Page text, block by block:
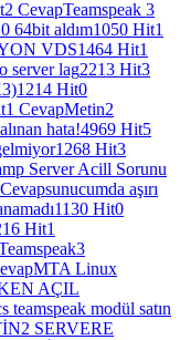
2 CevapTeamspeak 3
64bit aldım1050 Hit1
VDS1464 Hit1
server lag2213 Hit3
1214 Hit0
1 CevapMetin2
hata!4969 Hit5
1268 Hit3
Server Acill Sorunu
sunucumda aşırı
1130 Hit0
Hit1
MTA Linux
AÇIL
teamspeak modül satın
SERVERE